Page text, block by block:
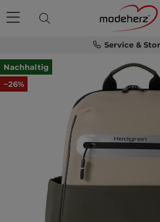
Service &
Nachhaltig
−26%